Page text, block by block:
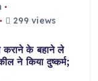
299 views
के बहाने ले
ने किया दुष्कर्म;